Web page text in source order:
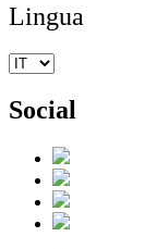
Lingua
Social